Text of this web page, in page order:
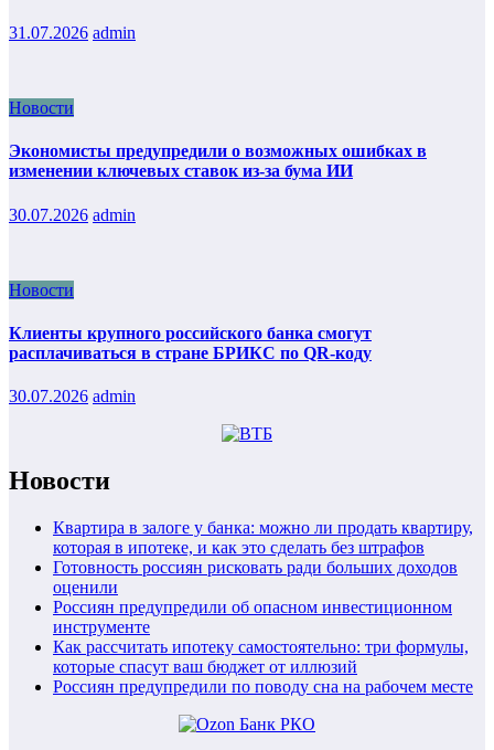
31.07.2026 admin
Новости
Экономисты предупредили о возможных ошибках в
изменении ключевых ставок из-за бума ИИ
30.07.2026 admin
Новости
Клиенты крупного российского банка смогут
расплачиваться в стране БРИКС по QR-коду
30.07.2026 admin
Новости
Квартира в залоге у банка: можно ли продать квартиру,
которая в ипотеке, и как это сделать без штрафов
Готовность россиян рисковать ради больших доходов
оценили
Россиян предупредили об опасном инвестиционном
инструменте
Как рассчитать ипотеку самостоятельно: три формулы,
которые спасут ваш бюджет от иллюзий
Россиян предупредили по поводу сна на рабочем месте